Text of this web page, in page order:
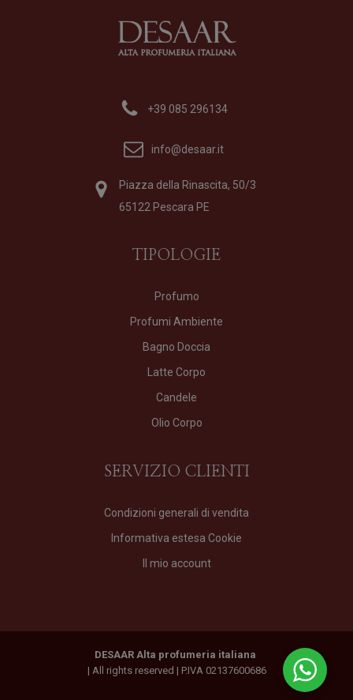
+39 085 296134
info@desaar.it
Piazza della Rinascita, 50/3
65122 Pescara PE
TIPOLOGIE
Profumo
Profumi Ambiente
Bagno Doccia
Latte Corpo
Candele
Olio Corpo
SERVIZIO CLIENTI
Condizioni generali di vendita
Informativa estesa Cookie
Il mio account
DESAAR Alta profumeria italiana
| All rights reserved | P.IVA 02137600686